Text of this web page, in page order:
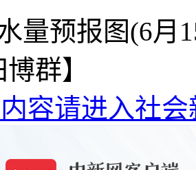
量预报图(6月
群】
容请进入社会